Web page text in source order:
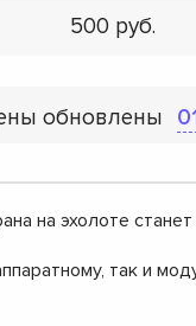
500
обновлены
на эхолоте
так и